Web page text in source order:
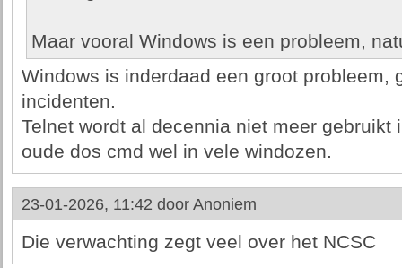
Maar vooral Windows is een probleem,
Windows is inderdaad een groot probleem,
incidenten.
Telnet wordt al decennia niet meer gebruikt
oude dos cmd wel in vele windozen.
23-01-2026, 11:42 door Anoniem
Die verwachting zegt veel over het NCSC